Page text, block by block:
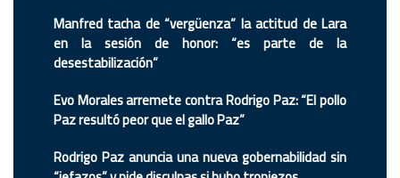
Manfred tacha de “vergüenza” la actitud de Lara
en la sesión de honor: “es parte de la
desestabilización”
Evo Morales arremete contra Rodrigo Paz: “El pollo
Paz resultó peor que el gallo Paz”
Rodrigo Paz anuncia una nueva gobernabilidad sin